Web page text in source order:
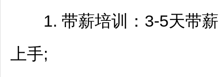
1. 带薪培训：3-5天带薪
上手;